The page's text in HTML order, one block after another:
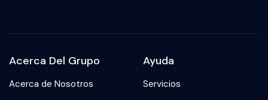
Acerca Del Grupo
Acerca de Nosotros
Ayuda
Servicios